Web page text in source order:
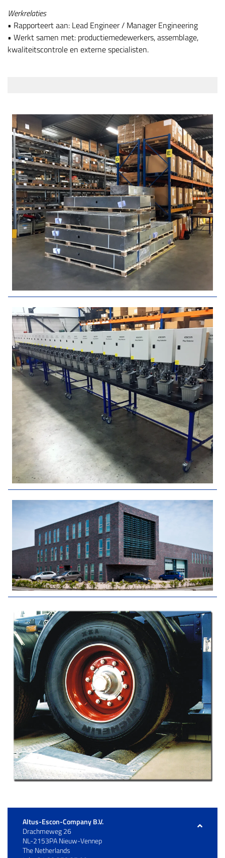
Werkrelaties
• Rapporteert aan: Lead Engineer / Manager Engineering
• Werkt samen met: productiemedewerkers, assemblage,
kwaliteitscontrole en externe specialisten.
Altus-Escon-Company B.V.
Drachmeweg 26
NL-2153PA Nieuw-Vennep
The Netherlands